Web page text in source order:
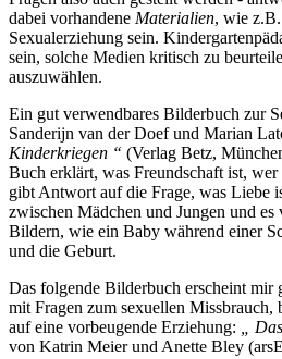
dabei vorhandene Materialien, wie
Sexualerziehung sein.
sein, solche Medien kritisch zu
auszuwählen.
Ein gut verwendbares Bilderbuch zur
Sanderijn van der Doef und Marian
Kinderkriegen “ (Verlag Betz,
Buch erklärt, was Freundschaft ist,
gibt Antwort auf die Frage, was Liebe
zwischen Mädchen und Jungen und
Bildern, wie ein Baby während einer
und die Geburt.
Das folgende Bilderbuch erscheint mir
mit Fragen zum sexuellen Missbrauch,
auf eine vorbeugende Erziehung:
„
von Katrin Meier und Anette Bley